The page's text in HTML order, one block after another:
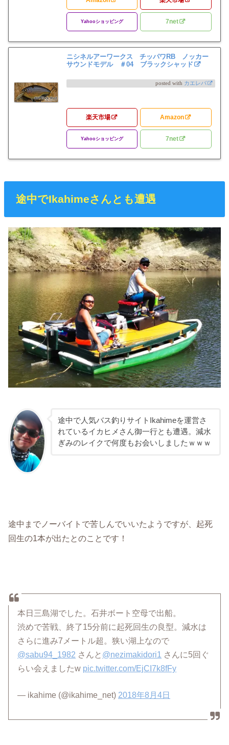
Yahooショッピング 7net
ニシネルアーワークス チッパワRB ノッカー
サウンドモデル ＃04 ブラックシャッド
posted with カエレバ
楽天市場 Amazon
Yahooショッピング 7net
途中でIkahimeさんとも遭遇
途中で人気バス釣りサイトIkahimeを運営さ
れているイカヒメさん御一行とも遭遇。減水
ぎみのレイクで何度もお会いしましたｗｗｗ
途中までノーバイトで苦しんでいいたようですが、起死
回生の1本が出たとのことです！
本日三島湖でした。石井ボート空母で出船。
渋めで苦戦、終了15分前に起死回生の良型。減水は
さらに進み7メートル超。狭い湖上なので
@sabu94_1982 さんと @nezimakidori1 さんに5回ぐ
らい会えましたw pic.twitter.com/EjCI7k8fFy
— ikahime (@ikahime_net)2018年8月4日